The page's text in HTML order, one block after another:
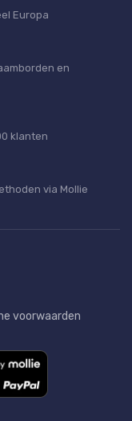
Europa
en
klanten
via Mollie
voorwaarden